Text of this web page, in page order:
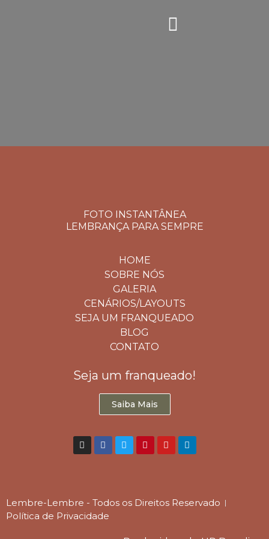
FOTO INSTANTÂNEA
LEMBRANÇA PARA SEMPRE
HOME
SOBRE NÓS
GALERIA
CENÁRIOS/LAYOUTS
SEJA UM FRANQUEADO
BLOG
CONTATO
Seja um franqueado!
Saiba Mais
Lembre-Lembre - Todos os Direitos Reservado
Política de Privacidade